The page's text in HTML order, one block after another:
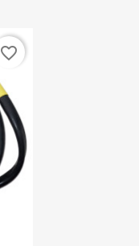
favorite_border